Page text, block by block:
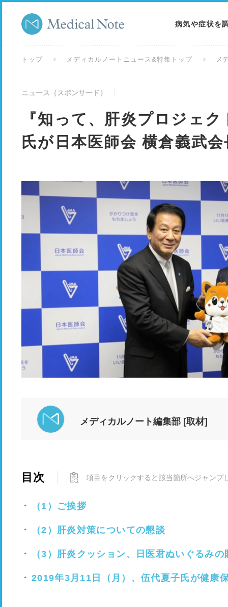
病気や症状を
トップ メディカルノートニュース&特集トップ メ
ニュース（スポンサード）
『知って、肝炎プロジェ
氏が日本医師会 横倉義武
メディカルノート編集部 [取材]
目次 項目をクリックすると該当箇所へジャンプ
（1）ご挨拶
（2）肝炎対策についての懇談
（3）肝炎クッション、日医君ぬいぐるみの
2019年3月11日（月）、伍代夏子氏が健康